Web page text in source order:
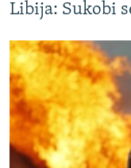
Libija: Sukobi